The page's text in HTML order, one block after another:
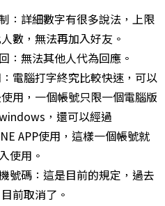
：詳細數字有很多說法，上限
數，無法再加入好友。
：無法其他人代為回應。
電腦打字終究比較快速，可以
用，一個帳號只限一個電腦版
，還可以經過
APP使用，這樣一個帳號就
使用。
號碼：這是目前的規定，過去
前取消了。